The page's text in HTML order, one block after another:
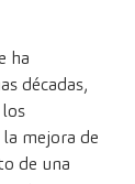
ha
décadas,
mejora de
de una